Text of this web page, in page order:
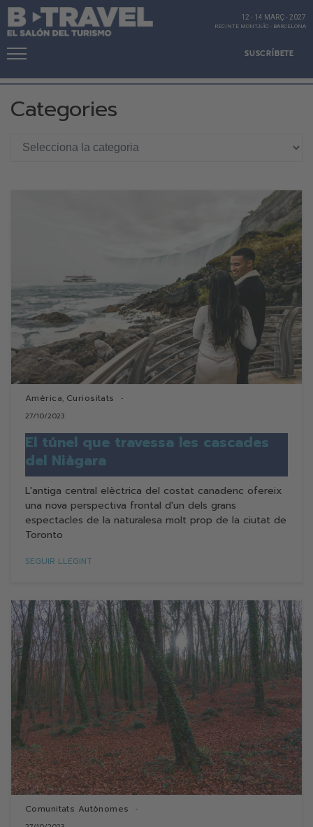
SUSCRÍBETE
12 - 14 MARÇ-2027
RECINTE MONTJUÏC - BARCELONA
Amèrica, Curiositats
27/10/2023
El túnel que travessa les cascades
del Niàgara
L'antiga central elèctrica del costat canadenc ofereix
una nova perspectiva frontal d'un dels grans
espectacles de la naturalesa molt prop de la ciutat de
Toronto
SEGUIR LLEGINT
Comunitats Autònomes
Categories